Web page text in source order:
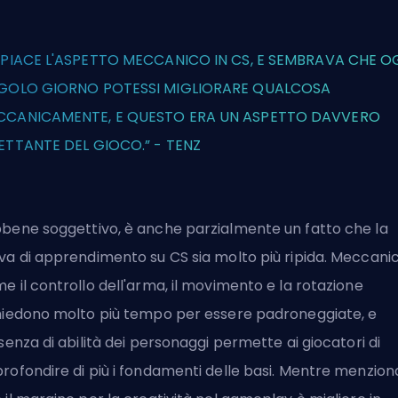
L'ASPETTO MECCANICO IN CS, E SEMBRAVA CHE
GIORNO POTESSI MIGLIORARE QUALCOSA
E QUESTO ERA UN ASPETTO DAVVERO
DEL GIOCO.” - TENZ
soggettivo, è anche parzialmente un fatto che la
di apprendimento su CS sia molto più ripida.
il controllo dell'arma, il movimento e la rotazione
molto più tempo per essere padroneggiate, e
di abilità dei personaggi permette ai giocatori di
di più i fondamenti delle basi. Mentre